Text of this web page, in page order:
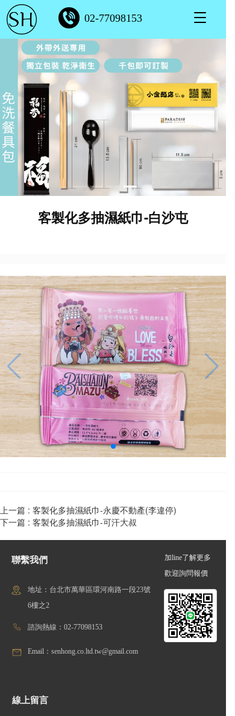
T
g
e
n
a
i
o
n
02-77098153
客製化多抽濕紙巾-白沙屯
上一篇 : 客製化多抽濕紙巾-永慶不動產(李違停)
下一篇 : 客製化多抽濕紙巾-可汗大叔
聯繫我們
地址：台北市萬華區環河南路一段23號
6樓之2
諮詢熱線：02-77098153
Email：senhong.co.ltd.tw@gmail.com
線上留言
加line了解更多
歡迎詢問報價